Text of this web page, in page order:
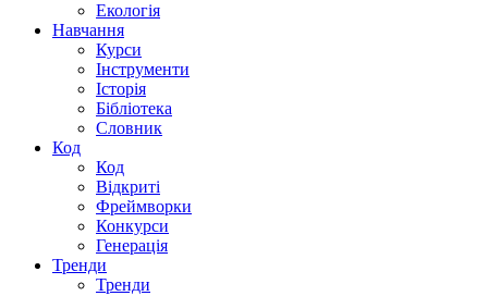
Екологія
Навчання
Курси
Інструменти
Історія
Бібліотека
Словник
Код
Код
Відкриті
Фреймворки
Конкурси
Генерація
Тренди
Тренди